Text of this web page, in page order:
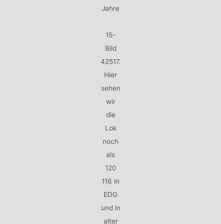
Jahre
15-
Bild
42517.
Hier
sehen
wir
die
Lok
noch
als
120
116 in
EDG
und in
alter